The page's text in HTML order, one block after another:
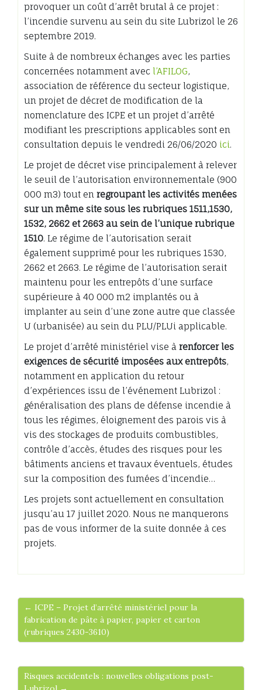
provoquer un coût d’arrêt brutal à ce projet :
l’incendie survenu au sein du site Lubrizol le 26
septembre 2019.
Suite à de nombreux échanges avec les parties
concernées notamment avec l’AFILOG,
association de référence du secteur logistique,
un projet de décret de modification de la
nomenclature des ICPE et un projet d’arrêté
modifiant les prescriptions applicables sont en
consultation depuis le vendredi 26/06/2020 ici.
Le projet de décret vise principalement à relever
le seuil de l’autorisation environnementale (900
000 m3) tout en regroupant les activités menées
sur un même site sous les rubriques 1511,1530,
1532, 2662 et 2663 au sein de l’unique rubrique
1510. Le régime de l’autorisation serait
également supprimé pour les rubriques 1530,
2662 et 2663. Le régime de l’autorisation serait
maintenu pour les entrepôts d’une surface
supérieure à 40 000 m2 implantés ou à
implanter au sein d’une zone autre que classée
U (urbanisée) au sein du PLU/PLUi applicable.
Le projet d’arrêté ministériel vise à renforcer les
exigences de sécurité imposées aux entrepôts,
notamment en application du retour
d’expériences issu de l’événement Lubrizol :
généralisation des plans de défense incendie à
tous les régimes, éloignement des parois vis à
vis des stockages de produits combustibles,
contrôle d’accès, études des risques pour les
bâtiments anciens et travaux éventuels, études
sur la composition des fumées d’incendie…
Les projets sont actuellement en consultation
jusqu’au 17 juillet 2020. Nous ne manquerons
pas de vous informer de la suite donnée à ces
projets.
← ICPE – Projet d’arrêté ministériel pour la
fabrication de pâte à papier, papier et carton
(rubriques 2430-3610)
Risques accidentels : nouvelles obligations post-